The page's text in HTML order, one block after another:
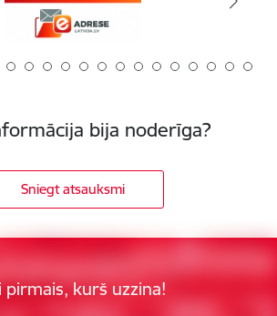
bija noderīga?
Sniegt atsauksmi
pirmais, kurš uzzina!